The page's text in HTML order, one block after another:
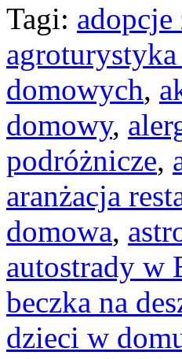
Tagi:
domowych,
domowy,
podróżnicze,
aranżacja
domowa,
autostrady w
beczka na
dzieci w